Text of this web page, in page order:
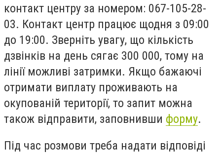
контакт центру за номером: 067-105-28-
03. Контакт центр працює щодня з 09:00
до 19:00. Зверніть увагу, що кількість
дзвінків на день сягає 300 000, тому на
лінії можливі затримки. Якщо бажаючі
отримати виплату проживають на
окупованій території, то запит можна
також відправити, заповнивши форму.
Під час розмови треба надати відповіді